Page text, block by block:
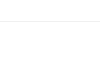
في حملة توسع جديدة